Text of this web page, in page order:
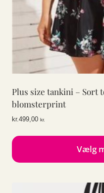
Plus size tankini – Sort
blomsterprint
kr.499,00 kr.
Vælg